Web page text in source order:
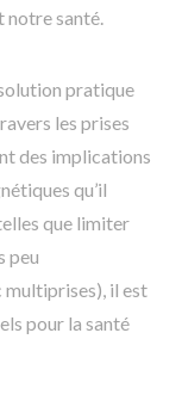
santé.
pratique
les prises
des implications
qu’il
que limiter
peu
multiprises), il est
pour la santé